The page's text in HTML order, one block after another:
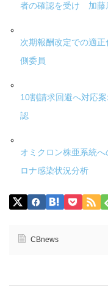
者の確認を受け 加藤
次期報酬改定での適
側委員
10割請求回避へ対応
認
オミクロン株亜系統
ロナ感染状況分析
CBnews